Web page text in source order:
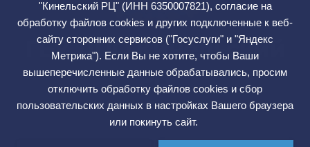
"Кинельский РЦ" (ИНН 6350007821), согласие на
обработку файлов cookies и других подключенные к веб-
сайту сторонних сервисов ("Госуслуги" и "Яндекс
Метрика"). Если Вы не хотите, чтобы Ваши
вышеперечисленные данные обрабатывались, просим
отключить обработку файлов cookies и сбор
пользовательских данных в настройках Вашего браузера
или покинуть сайт.
ГБУ ДПО Кинельский
РЦ
СМИ ЭЛ № ФС 77 — 75564